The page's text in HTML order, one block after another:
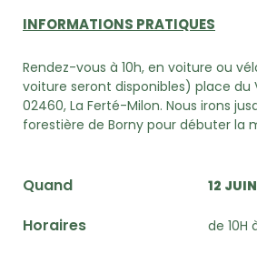
INFORMATIONS PRATIQUES
Rendez-vous à 10h, en voiture ou
voiture seront disponibles) place du
02460, La Ferté-Milon. Nous irons
forestière de Borny pour débuter la
Quand 12 JUIN
Horaires de 10H